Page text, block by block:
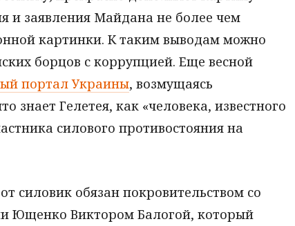
и заявления Майдана не более чем
картинки. К таким выводам можно
борцов с коррупцией. Еще весной
портал Украины, возмущаясь
знает Гелетея, как «человека, известного
силового противостояния на
силовик обязан покровительством со
Ющенко Виктором Балогой, который